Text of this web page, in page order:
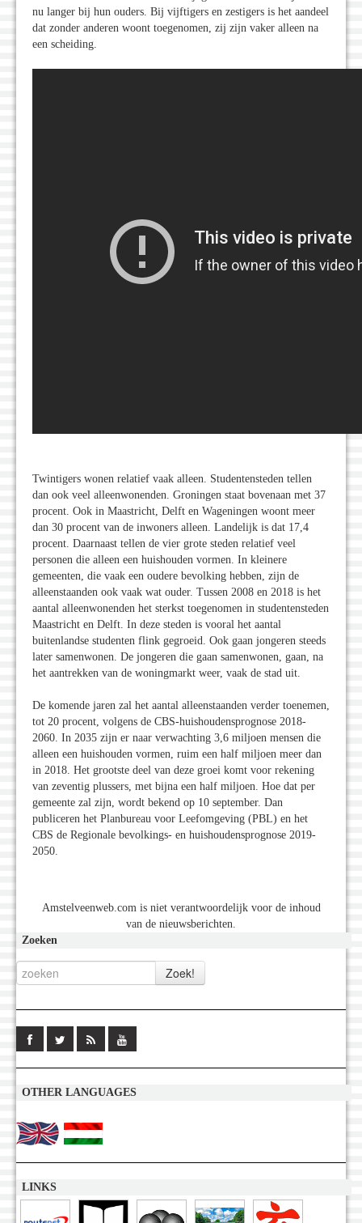
nu langer bij hun ouders. Bij vijftigers en zestigers is het aandeel
dat zonder anderen woont toegenomen, zij zijn vaker alleen na
een scheiding.
Twintigers wonen relatief vaak alleen. Studentensteden tellen
dan ook veel alleenwonenden. Groningen staat bovenaan met 37
procent. Ook in Maastricht, Delft en Wageningen woont meer
dan 30 procent van de inwoners alleen. Landelijk is dat 17,4
procent. Daarnaast tellen de vier grote steden relatief veel
personen die alleen een huishouden vormen. In kleinere
gemeenten, die vaak een oudere bevolking hebben, zijn de
alleenstaanden ook vaak wat ouder. Tussen 2008 en 2018 is het
aantal alleenwonenden het sterkst toegenomen in studentensteden
Maastricht en Delft. In deze steden is vooral het aantal
buitenlandse studenten flink gegroeid. Ook gaan jongeren steeds
later samenwonen. De jongeren die gaan samenwonen, gaan, na
het aantrekken van de woningmarkt weer, vaak de stad uit.
De komende jaren zal het aantal alleenstaanden verder toenemen,
tot 20 procent, volgens de CBS-huishoudensprognose 2018-
2060. In 2035 zijn er naar verwachting 3,6 miljoen mensen die
alleen een huishouden vormen, ruim een half miljoen meer dan
in 2018. Het grootste deel van deze groei komt voor rekening
van zeventig plussers, met bijna een half miljoen. Hoe dat per
gemeente zal zijn, wordt bekend op 10 september. Dan
publiceren het Planbureau voor Leefomgeving (PBL) en het
CBS de Regionale bevolkings- en huishoudensprognose 2019-
2050.
Amstelveenweb.com is niet verantwoordelijk voor de inhoud
van de nieuwsberichten.
Zoeken
OTHER LANGUAGES
LINKS